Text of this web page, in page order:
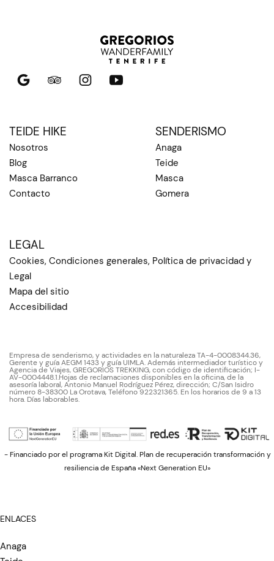
TEIDE HIKE
Nosotros
Blog
Masca Barranco
Contacto
SENDERISMO
Anaga
Teide
Masca
Gomera
LEGAL
Cookies, Condiciones generales, Política de privacidad y
Legal
Mapa del sitio
Accesibilidad
Empresa de senderismo, y actividades en la naturaleza TA-4-0008344.36,
Gerente y guía AEGM 1433 y guía UIMLA. Además intermediador turístico y
Agencia de Viajes, GREGORIOS TREKKING, con código de identificación; I-
AV-0004448.1.Hojas de reclamaciones disponibles en la oficina, de la
asesoría laboral, Antonio Manuel Rodríguez Pérez, dirección; C/San Isidro
número 8-38300 La Orotava, Teléfono 922321365. En los horarios de 9 a 13
hora. Días laborables.
- Financiado por el programa Kit Digital. Plan de recuperación transformación y
resiliencia de España «Next Generation EU»
ENLACES
Anaga